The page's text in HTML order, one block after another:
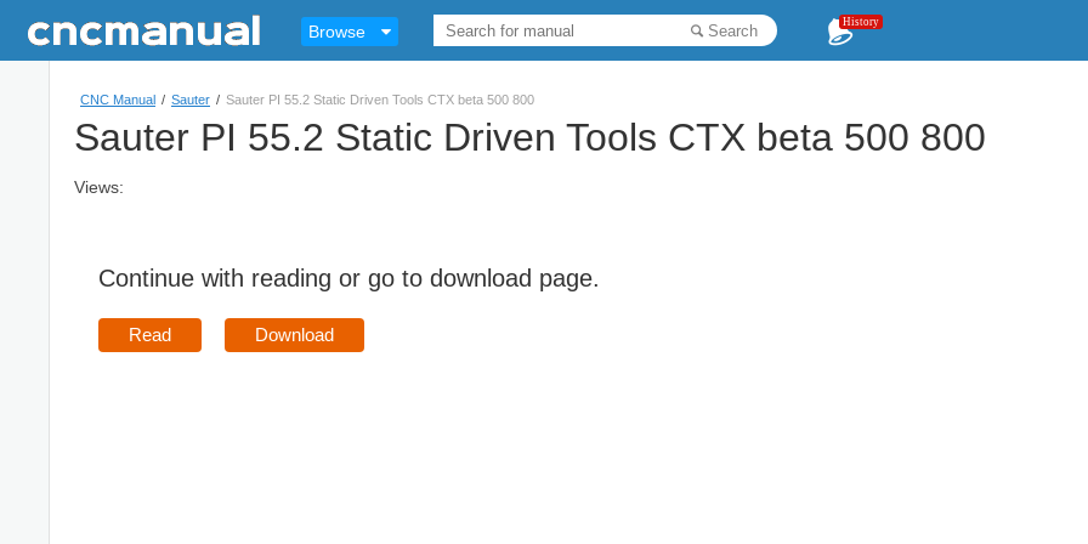
Browse Search History
CNC Manual / Sauter / Sauter PI 55.2 Static Driven Tools CTX beta 500 800
Sauter PI 55.2 Static Driven Tools CTX beta 500 800
Views:
Continue with reading or go to download page.
Read Download